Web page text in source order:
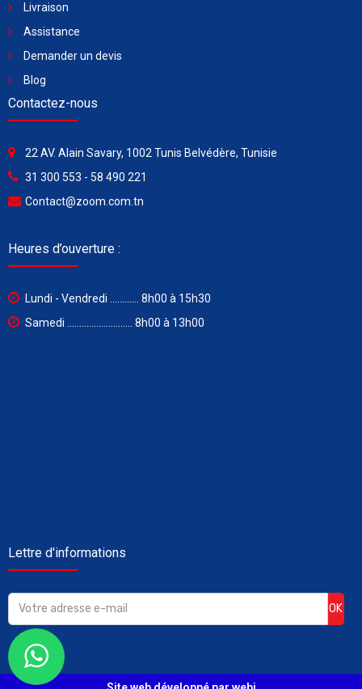
Livraison
Assistance
Demander un devis
Blog
Contactez-nous
22 AV. Alain Savary, 1002 Tunis Belvédère, Tunisie
31 300 553 - 58 490 221
Contact@zoom.com.tn
Heures d’ouverture :
Lundi - Vendredi ............ 8h00 à 15h30
Samedi ........................... 8h00 à 13h00
Lettre d'informations
OK